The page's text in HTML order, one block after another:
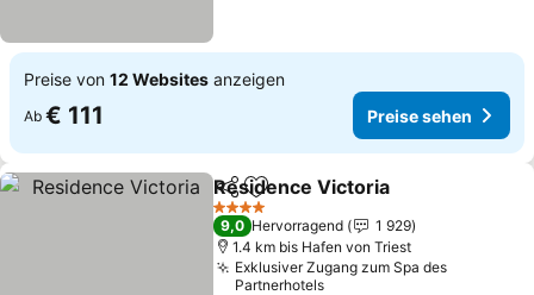
Preise von 12 Websites anzeigen
Ab € 111 Preise sehen
TeilenZu Favoriten hinzufügen
Residence Victoria
4 Sterne
9,0 Hervorragend
1 929
1.4 km bis Hafen von Triest
Exklusiver Zugang zum Spa des
Partnerhotels